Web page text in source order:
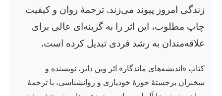
زندگی امروز پیوند می‌زند. ترجمهٔ روان و کیفیت
چاپ مطلوب، این اثر را به گزینه‌ای عالی برای
علاقه‌مندان به رشد فردی تبدیل کرده است.
کتاب «اندیشه‌های ماندگار» اثر وین دایر، نویسنده و
سخنران برجستهٔ حوزهٔ خودیاری و روانشناسی، با ترجمهٔ